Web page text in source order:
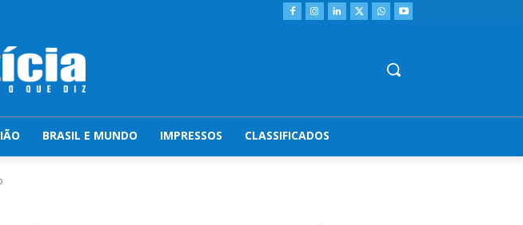
BRASIL E MUNDO IMPRESSOS CLASSIFICADOS